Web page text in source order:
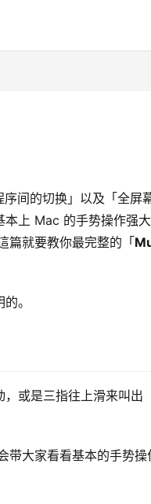
间的切换」以及「全屏
本上 Mac 的手势操作强
篇就要教你最完整的「
。
或是三指往上滑来叫出
带大家看看基本的手势操